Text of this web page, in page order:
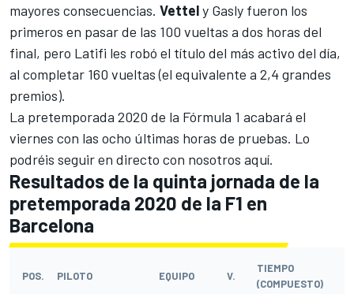
mayores consecuencias. Vettely Gasly fueron los
primeros en pasar de las 100 vueltas a dos horas del
final, pero Latifi les robó el título del más activo del día,
al completar 160 vueltas (el equivalente a 2,4 grandes
premios).
La pretemporada 2020 de la Fórmula 1 acabará el
viernes con las ocho últimas horas de pruebas. Lo
podréis seguir en directo con nosotros aquí.
Resultados de la quinta jornada de la
pretemporada 2020 de la F1 en
Barcelona
POS. PILOTO EQUIPO V.
TIEMPO
(COMPUESTO)